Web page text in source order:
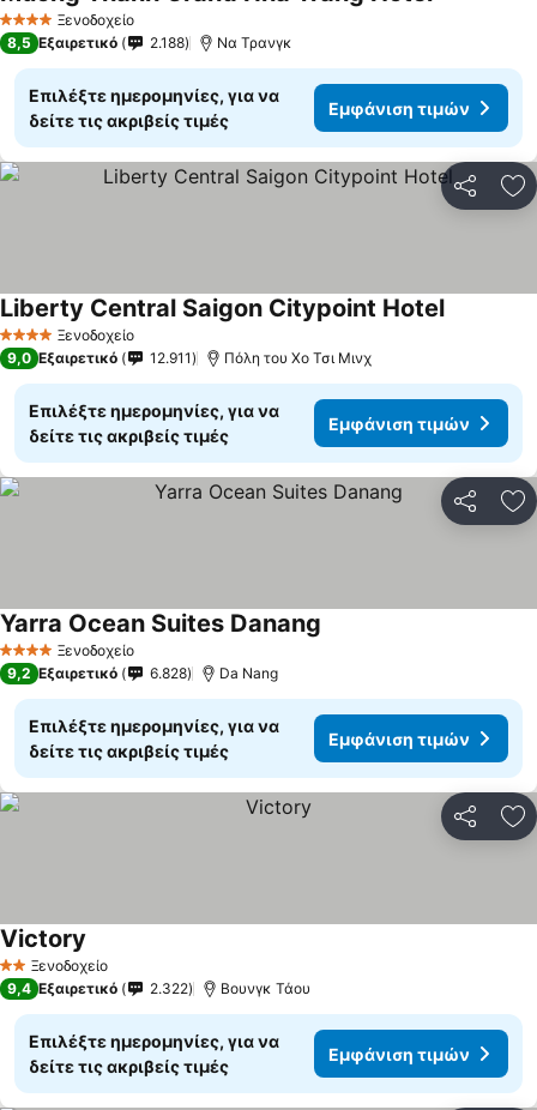
4 ΑστέριαΞενοδοχείο
8,5 Εξαιρετικό 2.188 Να Τρανγκ
Επιλέξτε ημερομηνίες, για να
δείτε τις ακριβείς τιμές
Εμφάνιση τιμών
4 ΑστέριαΞενοδοχείο
Liberty Central Saigon Citypoint Hotel
9,0 Εξαιρετικό 12.911 Πόλη του Χο Τσι Μινχ
Επιλέξτε ημερομηνίες, για να
δείτε τις ακριβείς τιμές
Εμφάνιση τιμών
4 ΑστέριαΞενοδοχείο
Yarra Ocean Suites Danang
9,2 Εξαιρετικό 6.828 Da Nang
Επιλέξτε ημερομηνίες, για να
δείτε τις ακριβείς τιμές
Εμφάνιση τιμών
2 ΑστέριαΞενοδοχείο
Victory
9,4 Εξαιρετικό 2.322 Βουνγκ Τάου
Επιλέξτε ημερομηνίες, για να
δείτε τις ακριβείς τιμές
Εμφάνιση τιμών